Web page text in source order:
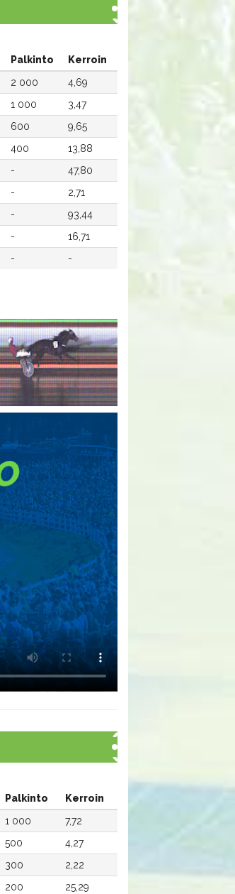
Palkinto
Kerroin
2 000
4,69
1 000
3,47
600
9,65
400
13,88
-
47,80
-
2,71
-
93,44
-
16,71
- -
Palkinto
Kerroin
1 000
7,72
500
4,27
300
2,22
200
25,29